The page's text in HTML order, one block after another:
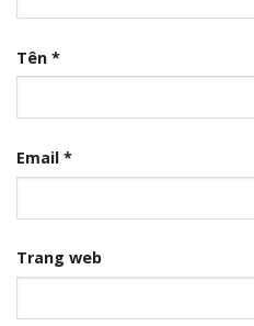
Tên *
Email *
Trang web